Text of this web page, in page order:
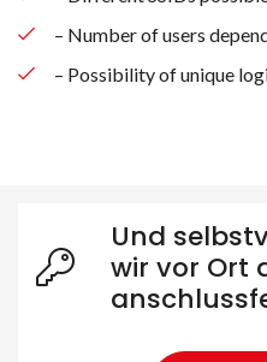
– Number of users
– Possibility of unique
Und
wir vor Ort
Suche